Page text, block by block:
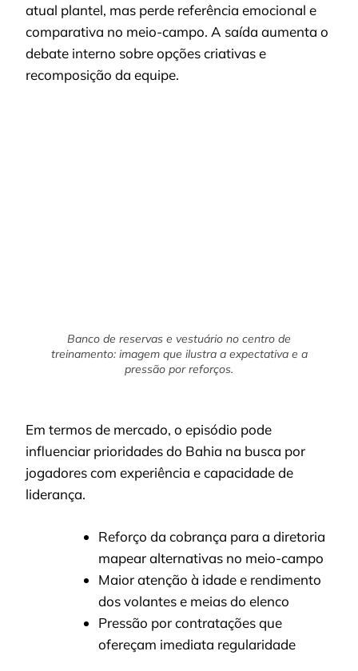
atual plantel, mas perde referência emocional e
comparativa no meio-campo. A saída aumenta o
debate interno sobre opções criativas e
recomposição da equipe.
Banco de reservas e vestuário no centro de
treinamento: imagem que ilustra a expectativa e a
pressão por reforços.
Em termos de mercado, o episódio pode
influenciar prioridades do Bahia na busca por
jogadores com experiência e capacidade de
liderança.
Reforço da cobrança para a diretoria
mapear alternativas no meio-campo
Maior atenção à idade e rendimento
dos volantes e meias do elenco
Pressão por contratações que
ofereçam imediata regularidade